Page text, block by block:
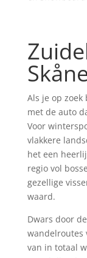
Als je op
met de auto
Voor
vlakkere
het een
regio vol
gezellige
waard.
Dwars door
wandelroutes
van in totaal